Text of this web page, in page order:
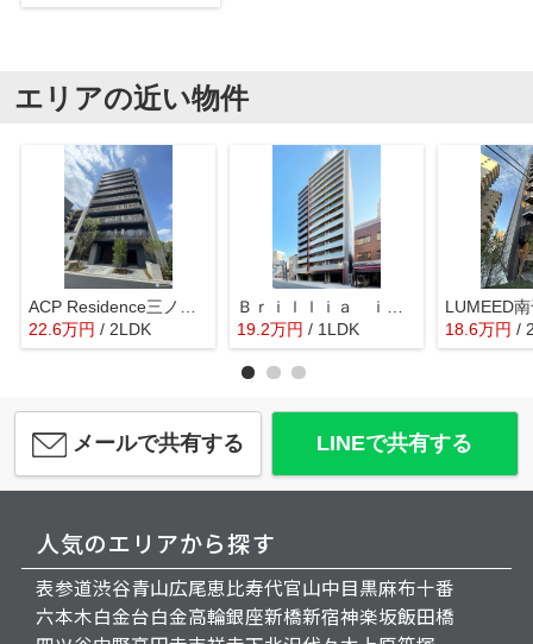
エリアの近い物件
22.6万円 / 2LDK
19.2万円 / 1LDK
LUMEED
18.6万円 /
メールで共有する LINEで共有する
人気のエリアから探す
表参道渋谷青山広尾恵比寿代官山中目黒麻布十番
六本木白金台白金高輪銀座新橋新宿神楽坂飯田橋